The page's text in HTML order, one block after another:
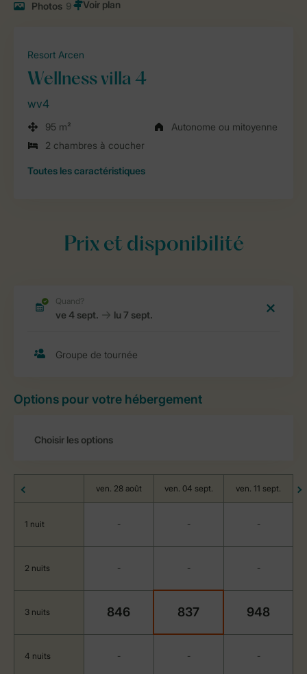
Photos 9
Resort Arcen
Wellness villa 4
wv4
95 m²
Autonome ou mitoyenne
2 chambres à coucher
Toutes les caractéristiques
Prix et disponibilité
Options pour votre hébergement
ven. 28 août ven. 04 sept. ven. 11 sept.
1 nuit - - -
2 nuits - - -
3 nuits 846 837 948
4 nuits - - -